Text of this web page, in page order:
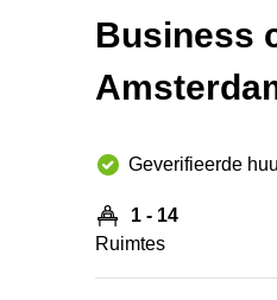
Business
Geverifieerde
1 - 14
Ruimtes